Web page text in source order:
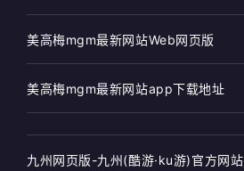
美高梅mgm最新网站Web网页版
美高梅mgm最新网站app下载地址
九州网页版-九州(酷游·ku游)官方网站